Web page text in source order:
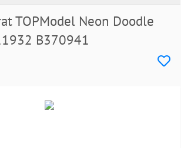
TOPModel Neon Doodle
B370941